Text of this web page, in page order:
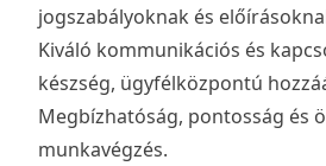
jogszabályoknak és
Kiváló kommunikációs és
készség, ügyfélközpontú
Megbízhatóság, pontosság és
munkavégzés.